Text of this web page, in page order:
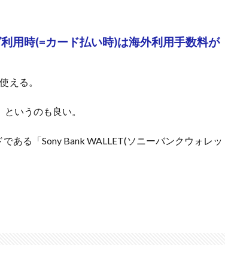
用時(=カード払い時)は海外利用手数料が
える。
いうのも良い。
ある「Sony Bank WALLET(ソニーバンクウォレッ